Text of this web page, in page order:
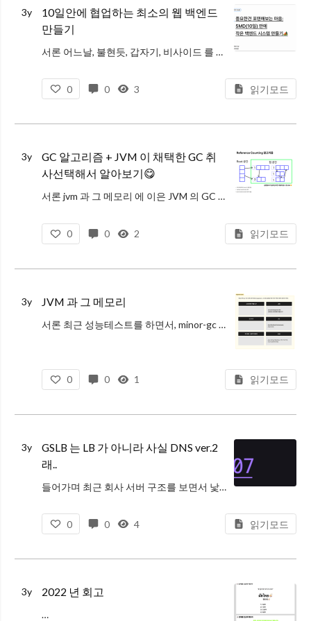
3y
10일안에 협업하는 최소의 웹 백엔드
만들기
서론 어느날, 불현듯, 갑자기, 비사이드 를 통해서 포텐데이를 신청했다. 비사이드는 IT…
0 0 3 읽기모드
3y
GC 알고리즘 + JVM 이 채택한 GC 취
사선택해서 알아보기😋
서론 jvm 과 그 메모리 에 이은 JVM 의 GC 종류 정리다. 사실 이미 스프링 어플리케이션을 띄울 때의 스크립트를 주의해서 보면 GC 의 종류를 명시해준 걸 때때로 발견할 수 있는데, GC…
0 0 2 읽기모드
3y JVM 과 그 메모리
서론 최근 성능테스트를 하면서, minor-gc 와 major gc 에 대해서 다시 한번 볼 기회가 있었다. 하다보니 조금씩 모자란 지식을 채워야겠다는 생각이 들어 적어보는 jvm, memory. 참고한 기준 문서는 java SE
0 0 1 읽기모드
3y
GSLB 는 LB 가 아니라 사실 DNS ver.2
래..
들어가며 최근 회사 서버 구조를 보면서 낯선 이름을 듣게 되었다. ' GSLB ? 뭐.. 글로벌..로드...밸런싱...인가? 로드 밸런서 종류?' 라고 생각했고, 반쯤 맞았다. GSLB 는 Global Server Load Ba
0 0 4 읽기모드
3y 2022 년 회고
…